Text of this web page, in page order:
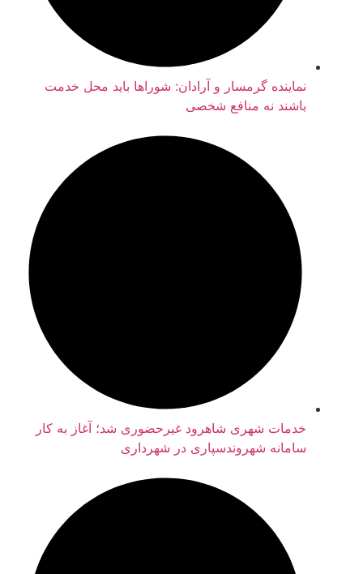
نماینده گرمسار و آرادان: شوراها باید محل خدمت
باشند نه منافع شخصی
خدمات شهری شاهرود غیرحضوری شد؛ آغاز به کار
سامانه شهروندسپاری در شهرداری